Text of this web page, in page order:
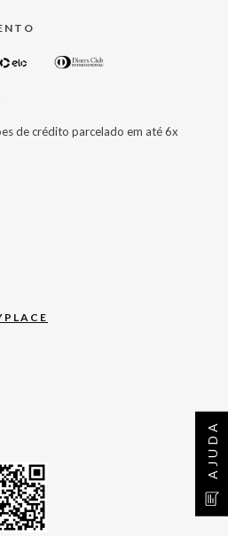
AJUDA
de crédito parcelado em até 6x